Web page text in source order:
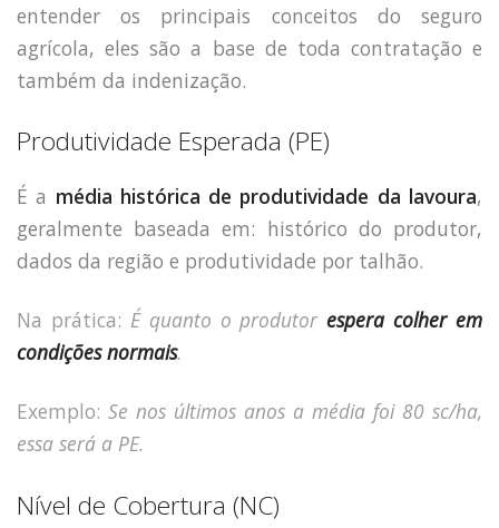
entender os principais conceitos do seguro
agrícola, eles são a base de toda contratação e
também da indenização.
Produtividade Esperada (PE)
É a média histórica de produtividade da lavoura,
geralmente baseada em: histórico do produtor,
dados da região e produtividade por talhão.
Na prática: É quanto o produtor espera colher em
condições normais.
Exemplo: Se nos últimos anos a média foi 80 sc/ha,
essa será a PE.
Nível de Cobertura (NC)